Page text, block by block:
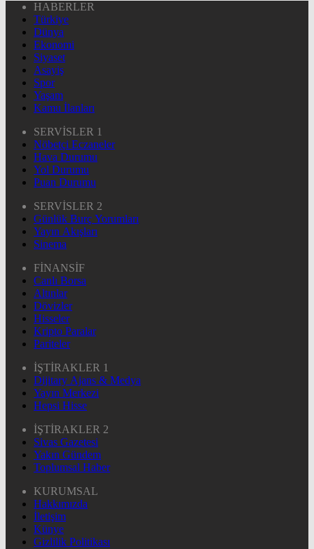
HABERLER
Türkiye
Dünya
Ekonomi
Siyaset
Asayiş
Spor
Yaşam
Kamu İlanları
SERVİSLER 1
Nöbetçi Eczaneler
Hava Durumu
Yol Durumu
Puan Durumu
SERVİSLER 2
Günlük Burç Yorumları
Yayın Akışları
Sinema
FİNANSİF
Canlı Borsa
Altınlar
Dövizler
Hisseler
Kripto Paralar
Pariteler
İŞTİRAKLER 1
Dijitary Ajans & Medya
Yayın Merkezi
Hepsi Hisse
İŞTİRAKLER 2
Sivas Gazetesi
Yakın Gündem
Toplumsal Haber
KURUMSAL
Hakkımızda
İletişim
Künye
Gizlilik Politikası